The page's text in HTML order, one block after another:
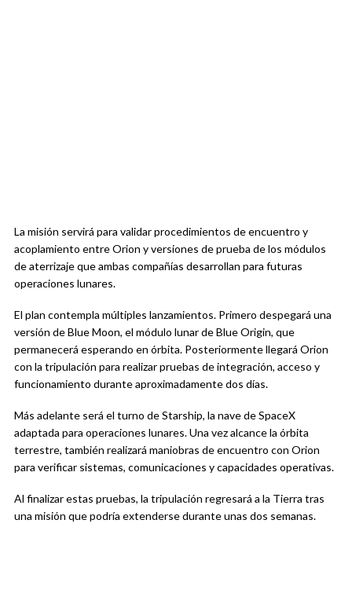
La misión servirá para validar procedimientos de encuentro y
acoplamiento entre Orion y versiones de prueba de los módulos
de aterrizaje que ambas compañías desarrollan para futuras
operaciones lunares.
El plan contempla múltiples lanzamientos. Primero despegará una
versión de Blue Moon, el módulo lunar de Blue Origin, que
permanecerá esperando en órbita. Posteriormente llegará Orion
con la tripulación para realizar pruebas de integración, acceso y
funcionamiento durante aproximadamente dos días.
Más adelante será el turno de Starship, la nave de SpaceX
adaptada para operaciones lunares. Una vez alcance la órbita
terrestre, también realizará maniobras de encuentro con Orion
para verificar sistemas, comunicaciones y capacidades operativas.
Al finalizar estas pruebas, la tripulación regresará a la Tierra tras
una misión que podría extenderse durante unas dos semanas.